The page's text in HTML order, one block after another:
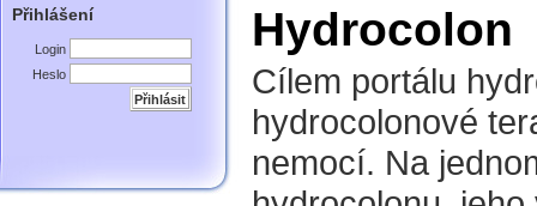
Přihlášení
Login
Heslo
Hydrocolon
Cílem portálu
hydrocolonové
nemocí. Na